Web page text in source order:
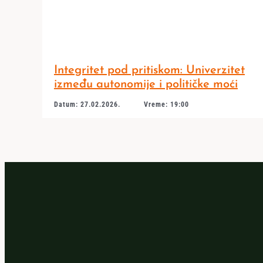
Integritet pod pritiskom: Univerzitet
između autonomije i političke moći
Datum: 27.02.2026. Vreme: 19:00